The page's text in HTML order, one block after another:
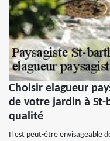
Choisir elagueur
de votre jardin à St-
qualité
Il est peut-être envisageable